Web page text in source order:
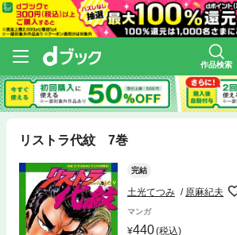
作品検索
リストラ代紋 7巻
完結
土光てつみ 原麻紀夫
マンガ
440(税込)